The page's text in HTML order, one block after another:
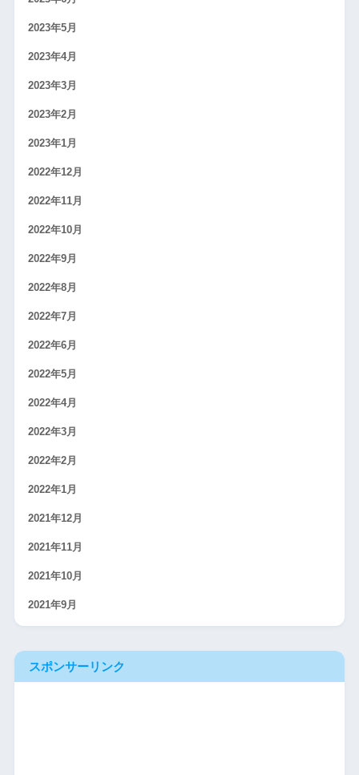
2023年5月
2023年4月
2023年3月
2023年2月
2023年1月
2022年12月
2022年11月
2022年10月
2022年9月
2022年8月
2022年7月
2022年6月
2022年5月
2022年4月
2022年3月
2022年2月
2022年1月
2021年12月
2021年11月
2021年10月
2021年9月
スポンサーリンク